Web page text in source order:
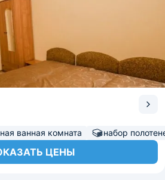
ванная комната набор
ЦЕНЫ